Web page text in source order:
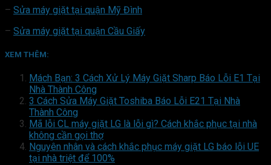
– Sửa máy giặt tại quận Mỹ Đình
– Sửa máy giặt tại quận Cầu Giấy
XEM THÊM:
Mách Bạn: 3 Cách Xử Lý Máy Giặt Sharp Báo Lỗi E1 Tại
Nhà Thành Công
3 Cách Sửa Máy Giặt Toshiba Báo Lỗi E21 Tại Nhà
Thành Công
Mã lỗi CL máy giặt LG là lỗi gì? Cách khắc phục tại nhà
không cần gọi thợ
Nguyên nhân và cách khắc phục máy giặt LG báo lỗi UE
tại nhà triệt để 100%